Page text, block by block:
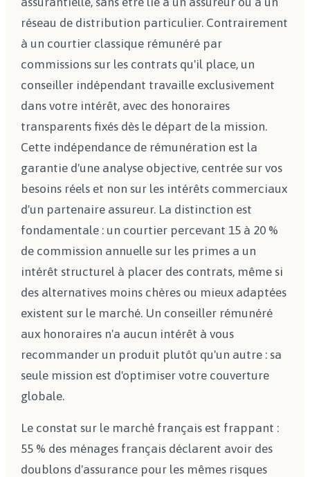
réseau de distribution particulier. Contrairement
à un courtier classique rémunéré par
commissions sur les contrats qu'il place, un
conseiller indépendant travaille exclusivement
dans votre intérêt, avec des honoraires
transparents fixés dès le départ de la mission.
Cette indépendance de rémunération est la
garantie d'une analyse objective, centrée sur vos
besoins réels et non sur les intérêts commerciaux
d'un partenaire assureur. La distinction est
fondamentale : un courtier percevant 15 à 20 %
de commission annuelle sur les primes a un
intérêt structurel à placer des contrats, même si
des alternatives moins chères ou mieux adaptées
existent sur le marché. Un conseiller rémunéré
aux honoraires n'a aucun intérêt à vous
recommander un produit plutôt qu'un autre : sa
seule mission est d'optimiser votre couverture
globale.
Le constat sur le marché français est frappant :
55 % des ménages français déclarent avoir des
doublons d'assurance pour les mêmes risques